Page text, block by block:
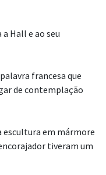
Hall e ao seu
francesa que
de contemplação
escultura em mármore
tiveram um